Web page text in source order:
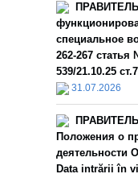
специальное
262-267
539/21.10.25
31.07.2026
Положения о
деятельности
Data intrării în